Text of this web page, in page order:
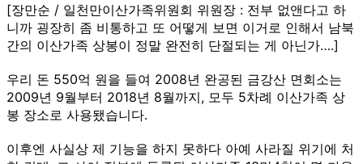
[장만순 / 일천만이산가족위원회 위원장 : 전부 없앤다고 하
니까 굉장히 좀 비통하고 또 어떻게 보면 이거로 인해서 남북
간의 이산가족 상봉이 정말 완전히 단절되는 게 아닌가….]
우리 돈 550억 원을 들여 2008년 완공된 금강산 면회소는
2009년 9월부터 2018년 8월까지, 모두 5차례 이산가족 상
봉 장소로 사용됐습니다.
이후엔 사실상 제 기능을 하지 못하다 아예 사라질 위기에 처